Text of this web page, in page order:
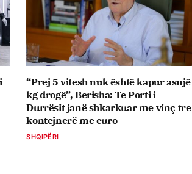
“Prej 5 vitesh nuk është kapur asnjë
kg drogë”, Berisha: Te Porti i
Durrësit janë shkarkuar me vinç tre
kontejnerë me euro
SHQIPËRI